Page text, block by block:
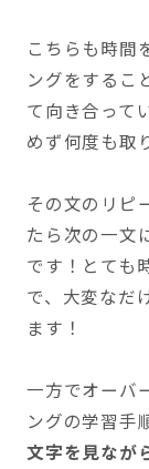
こちらも時間
ングをするこ
て向き合って
めず何度も取
その文のリピ
たら次の一文
です！とても
で、大変なだ
ます！
一方でオーバ
ングの学習手
文字を見なが